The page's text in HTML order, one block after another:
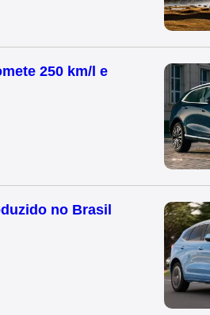
250 km/l e
no Brasil